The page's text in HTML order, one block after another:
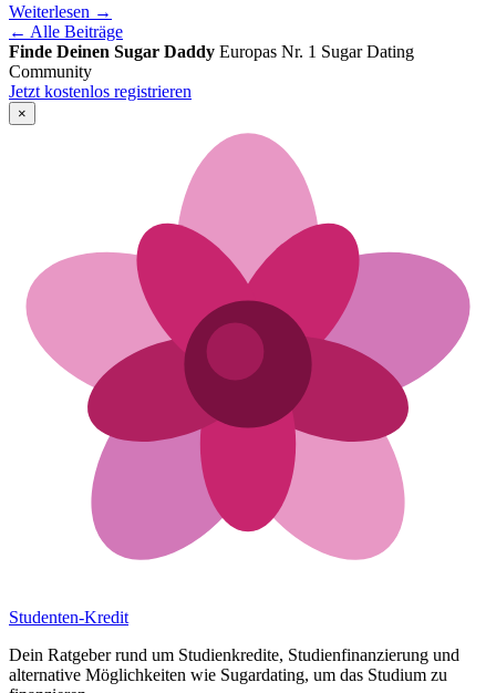
Weiterlesen →
← Alle Beiträge
Finde Deinen Sugar Daddy Europas Nr. 1 Sugar Dating
Community
Jetzt kostenlos registrieren
×
Studenten-Kredit
Dein Ratgeber rund um Studienkredite, Studienfinanzierung und
alternative Möglichkeiten wie Sugardating, um das Studium zu